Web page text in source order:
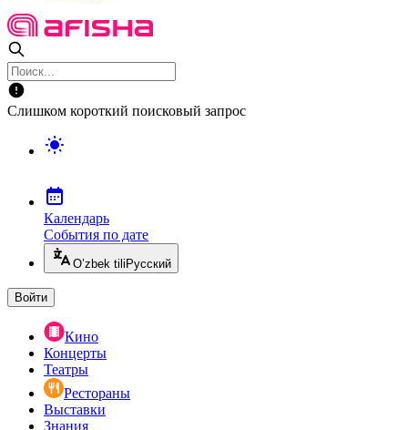
Слишком короткий поисковый запрос
Календарь
События по дате
O’zbek tili Русский
Войти
Кино
Концерты
Театры
Рестораны
Выставки
Знания